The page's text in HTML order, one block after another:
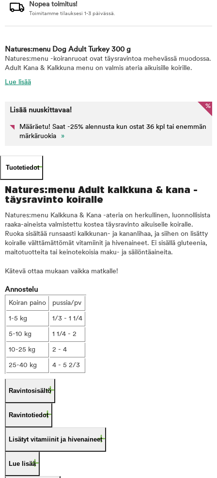
Nopea toimitus!
Toimitamme tilauksesi 1-3 päivässä.
Natures:menu Dog Adult Turkey 300 g
Natures:menu -koiranruoat ovat täysravintoa mehevässä muodossa.
Adult Kana & Kalkkuna menu on valmis ateria aikuisille koirille.
Lue lisää
%
Lisää nuuskittavaa!
Määräetu! Saat -25% alennusta kun ostat 36 kpl tai enemmän
märkäruokia
»
Tuotetiedot
Natures:menu Adult kalkkuna & kana -
täysravinto koiralle
Natures:menu Kalkkuna & Kana -ateria on herkullinen, luonnollisista
raaka-aineista valmistettu kostea täysravinto aikuiselle koiralle.
Ruoka sisältää runsaasti kalkkunan- ja kananlihaa, ja siihen on lisätty
koiralle välttämättömät vitamiinit ja hivenaineet. Ei sisällä gluteenia,
maitotuotteita tai keinotekoisia maku- ja säilöntäaineita.
Kätevä ottaa mukaan vaikka matkalle!
Annostelu
Koiran paino
pussia/pv
1-5 kg 1/3 - 1 1/4
5-10 kg 1 1/4 - 2
10-25 kg 2 - 4
25-40 kg 4 - 5 2/3
Ravintosisältö
Ravintotiedot
Lisätyt vitamiinit ja hivenaineet
Lue lisää